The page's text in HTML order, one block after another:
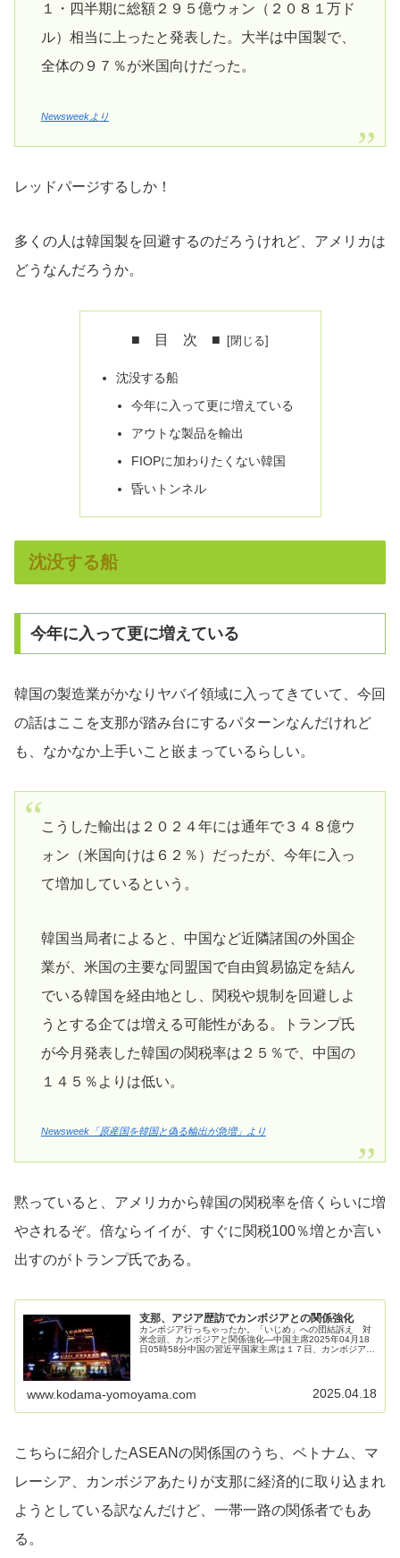
１・四半期に総額２９５億ウォン（２０８１万ド
ル）相当に上ったと発表した。大半は中国製で、
全体の９７％が米国向けだった。
Newsweekより
レッドパージするしか！
多くの人は韓国製を回避するのだろうけれど、アメリカは
どうなんだろうか。
■ 目 次 ■
沈没する船
今年に入って更に増えている
アウトな製品を輸出
FIOPに加わりたくない韓国
昏いトンネル
沈没する船
今年に入って更に増えている
韓国の製造業がかなりヤバイ領域に入ってきていて、今回
の話はここを支那が踏み台にするパターンなんだけれど
も、なかなか上手いこと嵌まっているらしい。
こうした輸出は２０２４年には通年で３４８億ウ
ォン（米国向けは６２％）だったが、今年に入っ
て増加しているという。
韓国当局者によると、中国など近隣諸国の外国企
業が、米国の主要な同盟国で自由貿易協定を結ん
でいる韓国を経由地とし、関税や規制を回避しよ
うとする企ては増える可能性がある。トランプ氏
が今月発表した韓国の関税率は２５％で、中国の
１４５％よりは低い。
Newsweek「原産国を韓国と偽る輸出が急増」より
黙っていると、アメリカから韓国の関税率を倍くらいに増
やされるぞ。倍ならイイが、すぐに関税100％増とか言い
出すのがトランプ氏である。
支那、アジア歴訪でカンボジアとの関係強化
カンボジア行っちゃったか。「いじめ」への団結訴え 対
米念頭、カンボジアと関係強化―中国主席2025年04月18
日05時58分中国の習近平国家主席は１７日、カンボジアの
www.kodama-yomoyama.com 2025.04.18
こちらに紹介したASEANの関係国のうち、ベトナム、マ
レーシア、カンボジアあたりが支那に経済的に取り込まれ
ようとしている訳なんだけど、一帯一路の関係者でもあ
る。